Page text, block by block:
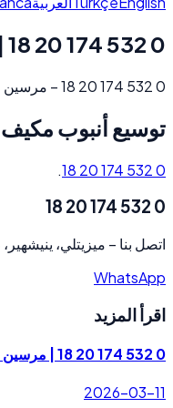
0 532 174 20 18 | مرسين مكيف نحاس أنبوب توسيع
0 532 174 20 18 – مرسين مكيف نحاس أنبوب توسيع (فليرينج).
توسيع أنبوب مكيف
0 532 174 20 18
.
0 532 174 20 18
اتصل بنا – ميزيتلي،
WhatsApp
اقرأ المزيد
0 532 174 20 18 | مرسين مصباح شارع عطل إخطار
2026-03-11